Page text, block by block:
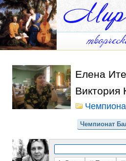
Елена
Виктория
Чемпионат